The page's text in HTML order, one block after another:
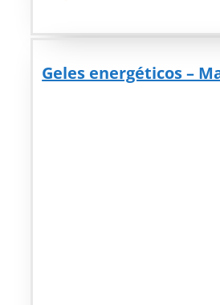
Geles energéticos –